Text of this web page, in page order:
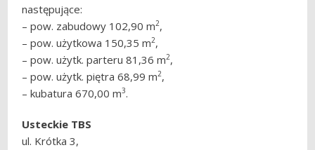
następujące:
– pow. zabudowy 102,90 m2,
– pow. użytkowa 150,35 m2,
– pow. użytk. parteru 81,36 m2,
– pow. użytk. piętra 68,99 m2,
– kubatura 670,00 m3.
Usteckie TBS
ul. Krótka 3,